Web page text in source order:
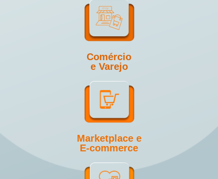
Comércio
e Varejo
Marketplace e
E-commerce